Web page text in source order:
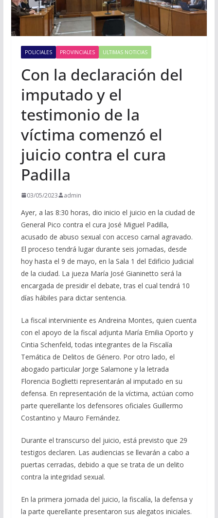
POLICIALES PROVINCIALES ULTIMAS NOTICIAS
Con la declaración del
imputado y el
testimonio de la
víctima comenzó el
juicio contra el cura
Padilla
03/05/2023 admin
Ayer, a las 8:30 horas, dio inicio el juicio en la ciudad de
General Pico contra el cura José Miguel Padilla,
acusado de abuso sexual con acceso carnal agravado.
El proceso tendrá lugar durante seis jornadas, desde
hoy hasta el 9 de mayo, en la Sala 1 del Edificio Judicial
de la ciudad. La jueza María José Gianinetto será la
encargada de presidir el debate, tras el cual tendrá 10
días hábiles para dictar sentencia.
La fiscal interviniente es Andreina Montes, quien cuenta
con el apoyo de la fiscal adjunta María Emilia Oporto y
Cintia Schenfeld, todas integrantes de la Fiscalía
Temática de Delitos de Género. Por otro lado, el
abogado particular Jorge Salamone y la letrada
Florencia Boglietti representarán al imputado en su
defensa. En representación de la víctima, actúan como
parte querellante los defensores oficiales Guillermo
Costantino y Mauro Fernández.
Durante el transcurso del juicio, está previsto que 29
testigos declaren. Las audiencias se llevarán a cabo a
puertas cerradas, debido a que se trata de un delito
contra la integridad sexual.
En la primera jornada del juicio, la fiscalía, la defensa y
la parte querellante presentaron sus alegatos iniciales.